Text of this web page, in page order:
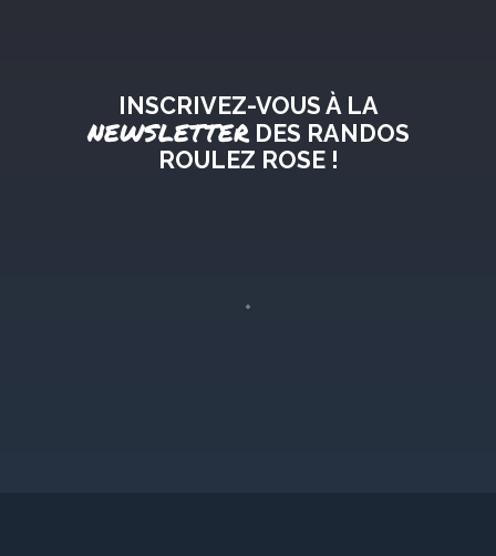
INSCRIVEZ-VOUS À LA
NEWSLETTERDES RANDOS
ROULEZ ROSE !